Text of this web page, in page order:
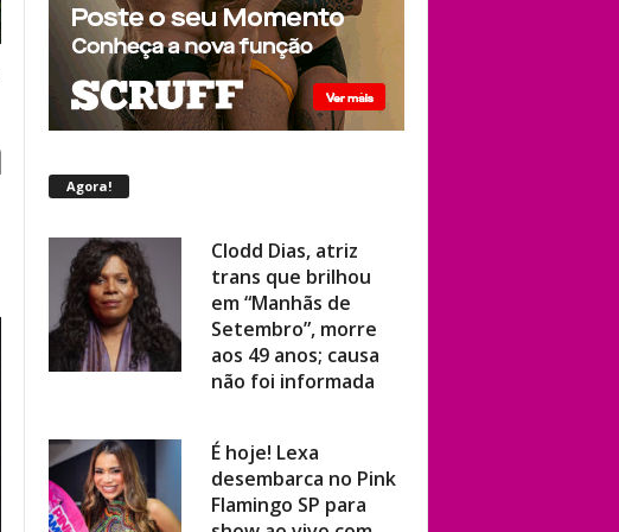
Agora!
Clodd Dias, atriz
trans que brilhou
em “Manhãs de
Setembro”, morre
aos 49 anos; causa
não foi informada
É hoje! Lexa
desembarca no Pink
Flamingo SP para
show ao vivo com